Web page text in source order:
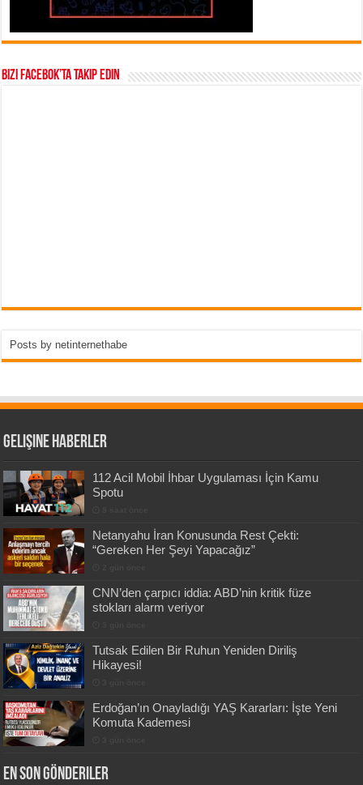
Bizi Facebok’ta takip edin
Posts by netinternethabe
Gelişine Haberler
112 Acil Mobil İhbar Uygulaması İçin Kamu
Spotu
Netanyahu İran Konusunda Rest Çekti:
“Gereken Her Şeyi Yapacağız”
CNN’den çarpıcı iddia: ABD’nin kritik füze
stokları alarm veriyor
Tutsak Edilen Bir Ruhun Yeniden Diriliş
Hikayesi!
Erdoğan’ın Onayladığı YAŞ Kararları: İşte Yeni
Komuta Kademesi
En Son Gönderiler